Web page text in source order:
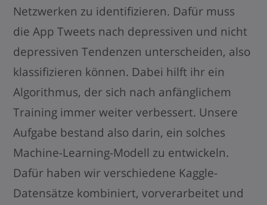
Netzwerken zu identifizieren. Dafür muss
die App Tweets nach depressiven und nicht
depressiven Tendenzen unterscheiden, also
klassifizieren können. Dabei hilft ihr ein
Algorithmus, der sich nach anfänglichem
Training immer weiter verbessert. Unsere
Aufgabe bestand also darin, ein solches
Machine-Learning-Modell zu entwickeln.
Dafür haben wir verschiedene Kaggle-
Datensätze kombiniert, vorverarbeitet und